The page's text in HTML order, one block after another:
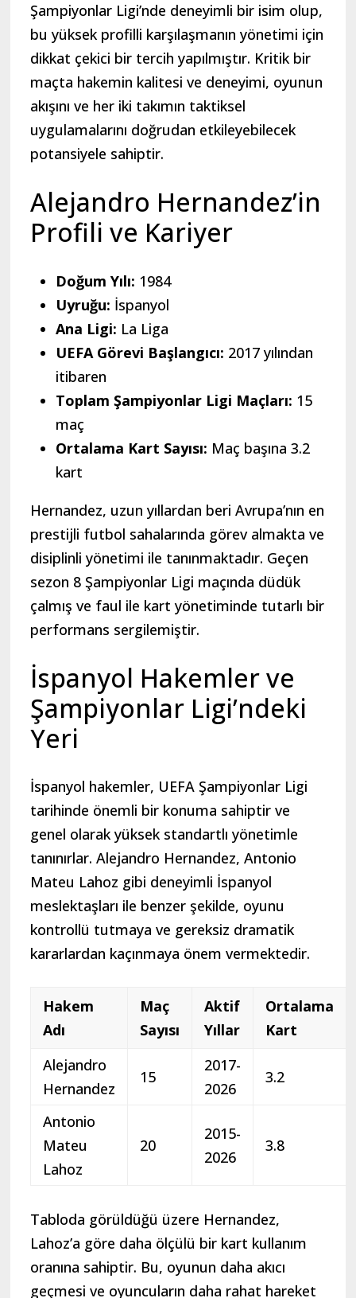
Şampiyonlar Ligi’nde deneyimli bir isim olup,
bu yüksek profilli karşılaşmanın yönetimi için
dikkat çekici bir tercih yapılmıştır. Kritik bir
maçta hakemin kalitesi ve deneyimi, oyunun
akışını ve her iki takımın taktiksel
uygulamalarını doğrudan etkileyebilecek
potansiyele sahiptir.
Alejandro Hernandez’in
Profili ve Kariyer
Doğum Yılı: 1984
Uyruğu: İspanyol
Ana Ligi: La Liga
UEFA Görevi Başlangıcı: 2017 yılından
itibaren
Toplam Şampiyonlar Ligi Maçları: 15
maç
Ortalama Kart Sayısı: Maç başına 3.2
kart
Hernandez, uzun yıllardan beri Avrupa’nın en
prestijli futbol sahalarında görev almakta ve
disiplinli yönetimi ile tanınmaktadır. Geçen
sezon 8 Şampiyonlar Ligi maçında düdük
çalmış ve faul ile kart yönetiminde tutarlı bir
performans sergilemiştir.
İspanyol Hakemler ve
Şampiyonlar Ligi’ndeki
Yeri
İspanyol hakemler, UEFA Şampiyonlar Ligi
tarihinde önemli bir konuma sahiptir ve
genel olarak yüksek standartlı yönetimle
tanınırlar. Alejandro Hernandez, Antonio
Mateu Lahoz gibi deneyimli İspanyol
meslektaşları ile benzer şekilde, oyunu
kontrollü tutmaya ve gereksiz dramatik
kararlardan kaçınmaya önem vermektedir.
Hakem
Adı
Maç
Sayısı
Aktif
Yıllar
Ortalama
Kart
Alejandro
Hernandez
15
2017-
2026
3.2
Antonio
Mateu
Lahoz
20
2015-
2026
3.8
Tabloda görüldüğü üzere Hernandez,
Lahoz’a göre daha ölçülü bir kart kullanım
oranına sahiptir. Bu, oyunun daha akıcı
geçmesi ve oyuncuların daha rahat hareket